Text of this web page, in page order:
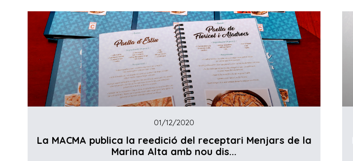
01/12/2020
La MACMA publica la reedició del receptari Menjars de la
Marina Alta amb nou dis...